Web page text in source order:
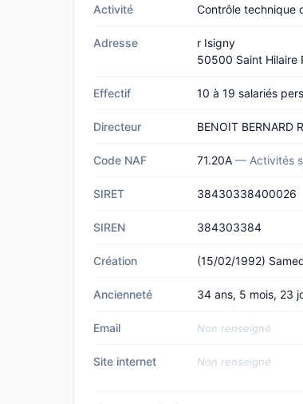
Activité Contrôle technique
Adresse
r Isigny
50500 Saint Hilaire
Effectif 10 à 19 salariés
Directeur BENOIT BERNARD
Code NAF 71.20A — Activités
SIRET 38430338400026
SIREN 384303384
Création (15/02/1992)
Ancienneté 34 ans, 5 mois, 23
Email Non renseigné
Site internet Non renseigné